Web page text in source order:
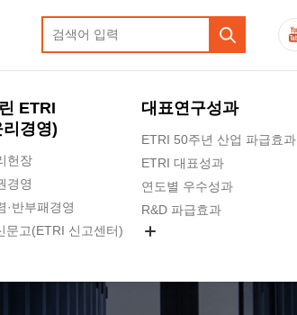
ETRI
리경영)
헌장
경영
·반부패경영
문고(ETRI 신고센터)
대표연구성과
ETRI 50주년 산업 파급효과
ETRI 대표성과
연도별 우수성과
R&D 파급효과